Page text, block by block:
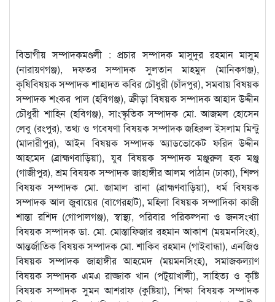
বিভাগীয় সম্পাদকমণ্ডলী : প্রচার সম্পাদক মাসুদুর রহমান মাসুম
(নারায়ণগঞ্জ), দফতর সম্পাদক সুলতান মাহমুদ (মানিকগঞ্জ),
কৃষিবিষয়ক সম্পাদক শাহাদত কবির চৌধুরী (চাঁদপুর), সমবায় বিষয়ক
সম্পাদক শংকর পাল (হবিগঞ্জ), ক্রীড়া বিষয়ক সম্পাদক আহাদ উদ্দীন
চৌধুরী শাহিন (হবিগঞ্জ), সাংস্কৃতিক সম্পাদক মো. আজমল হোসেন
লেবু (রংপুর), তথ্য ও গবেষণা বিষয়ক সম্পাদক জহিরুল ইসলাম মিন্টু
(মাদারীপুর), আইন বিষয়ক সম্পাদক অ্যাডভোকেট ফরিদ উদ্দীন
আহমেদ (ব্রাহ্মণবাড়িয়া), যুব বিষয়ক সম্পাদক মঞ্জুরুল হক মঞ্জু
(গাজীপুর), শ্রম বিষয়ক সম্পাদক জাহাঙ্গীর আলম পাঠান (ঢাকা), শিল্প
বিষয়ক সম্পাদক মো. জামাল রানা (ব্রাহ্মণবাড়িয়া), ধর্ম বিষয়ক
সম্পাদক আল জুবায়ের (বাগেরহাট), মহিলা বিষয়ক সম্পাদিকা কাজী
শান্তা রশিদ (গোপালগঞ্জ), স্বাস্থ্য, পরিবার পরিকল্পনা ও জনসংখ্যা
বিষয়ক সম্পাদক ডা. মো. মোস্তাফিজার রহমান আকাশ (ময়মনসিংহ),
আন্তর্জাতিক বিষয়ক সম্পাদক মো. শাকিব রহমান (গাইবান্ধা), এনজিও
বিষয়ক সম্পাদক জাহাঙ্গীর আহমেদ (ময়মনসিংহ), সমাজকল্যাণ
বিষয়ক সম্পাদক এমএ রাজ্জাক খান (পটুয়াখালী), সাহিত্য ও কৃষ্টি
বিষয়ক সম্পাদক সুমন আশরাফ (কুষ্টিয়া), শিক্ষা বিষয়ক সম্পাদক